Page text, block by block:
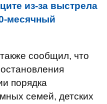
из-за выстрела
месячный
сообщил, что
порядка
семей, детских